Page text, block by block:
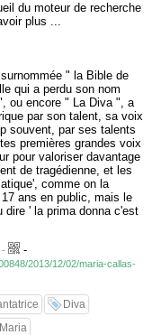
du moteur de recherche
plus ...
" la Bible de
qui a perdu son nom
ou encore " La Diva ", a
par son talent, sa voix
souvent, par ses talents
premières grandes voix
pour valoriser davantage
de tragédienne, et les
comme on la
ans en public, mais le
dire ' la prima donna c'est
- -
2013/12/02/maria-callas-
Diva
Maria